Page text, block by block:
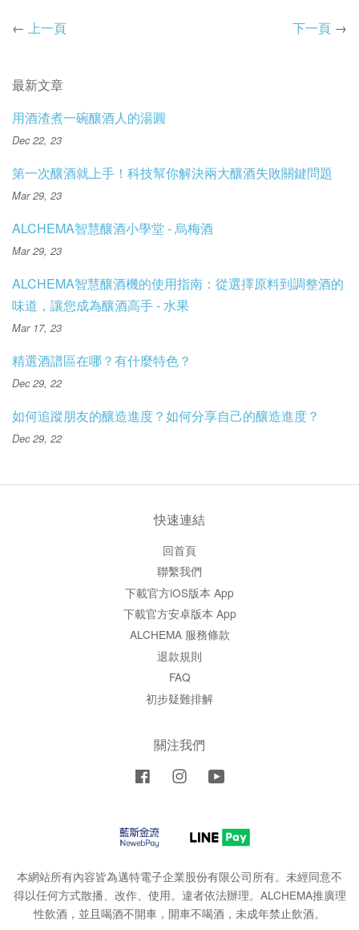
← 上一頁 下一頁 →
最新文章
用酒渣煮一碗釀酒人的湯圓
Dec 22, 23
第一次釀酒就上手！科技幫你解決兩大釀酒失敗關鍵問題
Mar 29, 23
ALCHEMA智慧釀酒小學堂 - 烏梅酒
Mar 29, 23
ALCHEMA智慧釀酒機的使用指南：從選擇原料到調整酒的
味道，讓您成為釀酒高手 - 水果
Mar 17, 23
精選酒譜區在哪？有什麼特色？
Dec 29, 22
如何追蹤朋友的釀造進度？如何分享自己的釀造進度？
Dec 29, 22
快速連結
回首頁
聯繫我們
下載官方iOS版本 App
下載官方安卓版本 App
ALCHEMA 服務條款
退款規則
FAQ
初步疑難排解
關注我們
Facebook Instagram
本網站所有內容皆為邁特電子企業股份有限公司所有。未經同意不
得以任何方式散播、改作、使用。違者依法辦理。ALCHEMA推廣理
性飲酒，並且喝酒不開車，開車不喝酒，未成年禁止飲酒。